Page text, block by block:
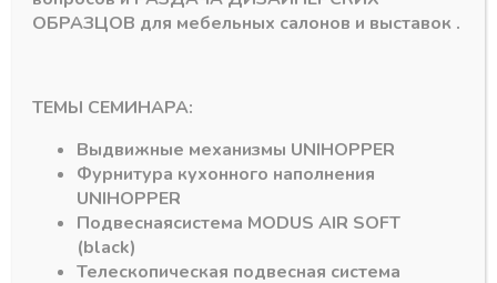
В наличии В наличии
ОБРАЗЦОВ для мебельных салонов и выставок .
ТЕМЫ СЕМИНАРА:
Выдвижные механизмы UNIHOPPER
Фурнитура кухонного наполнения
UNIHOPPER
Подвеснаясистема MODUS AIR SOFT
(black)
Телескопическая подвесная система